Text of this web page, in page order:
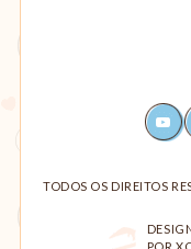
TODOS OS DIREITOS